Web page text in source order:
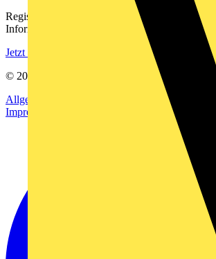
Registrieren Sie sich kostenlos und erhalten Sie
Informationen aus der Elektroindustrie.
Jetzt registrieren
© 2002-
Allgemeine Geschäftsbedingungen
Impressum